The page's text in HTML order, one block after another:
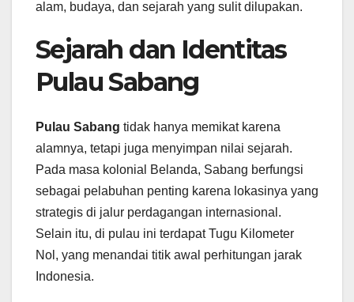
alam, budaya, dan sejarah yang sulit dilupakan.
Sejarah dan Identitas
Pulau Sabang
Pulau Sabang tidak hanya memikat karena
alamnya, tetapi juga menyimpan nilai sejarah.
Pada masa kolonial Belanda, Sabang berfungsi
sebagai pelabuhan penting karena lokasinya yang
strategis di jalur perdagangan internasional.
Selain itu, di pulau ini terdapat Tugu Kilometer
Nol, yang menandai titik awal perhitungan jarak
Indonesia.